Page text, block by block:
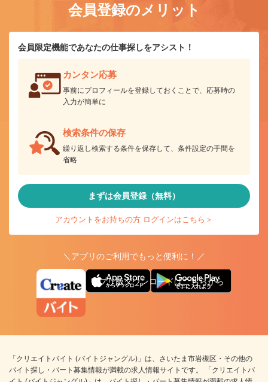
会員登録のメリット
会員限定機能であなたの仕事探しをアシスト！
カンタン応募
事前にプロフィールを登録しておくことで、応募時の
入力が簡単に
検索条件の保存
繰り返し検索する条件を保存して、条件設定の手間を
省略
まずは会員登録（無料）
アカウントをお持ちの方 ログインはこちら＞
＼アプリのご利用でもっと便利に！／
アプリ版ダウンロードはこちらから
「クリエイトバイト (バイトジャングル)」は、さいたま市岩槻区・その他の
バイト探し・パート募集情報が満載の求人情報サイトです。 「クリエイトバ